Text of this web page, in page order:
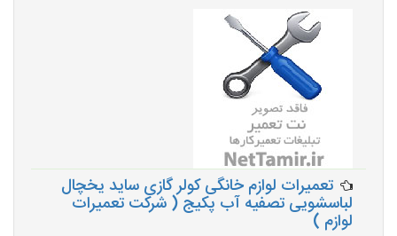
تعمیرات لوازم خانگی کولر گازی ساید یخچال
لباسشویی تصفیه آب پکیج ( شرکت تعمیرات
لوازم )